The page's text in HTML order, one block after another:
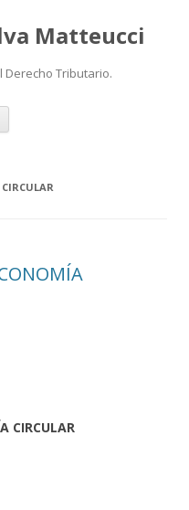
Matteucci
Derecho Tributario.
Ir
contenido
CIRCULAR